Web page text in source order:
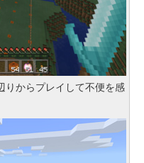
りからプレイして不便を感